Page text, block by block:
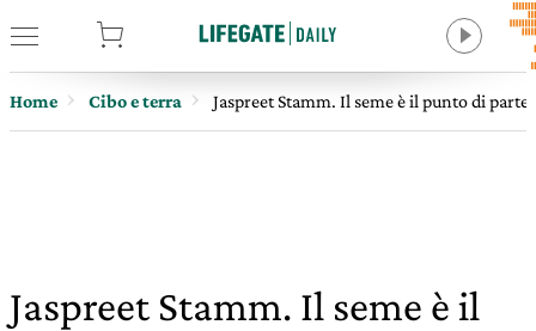
Home Cibo e terra Jaspreet Stamm. Il seme è il punto di
Jaspreet Stamm. Il seme è il